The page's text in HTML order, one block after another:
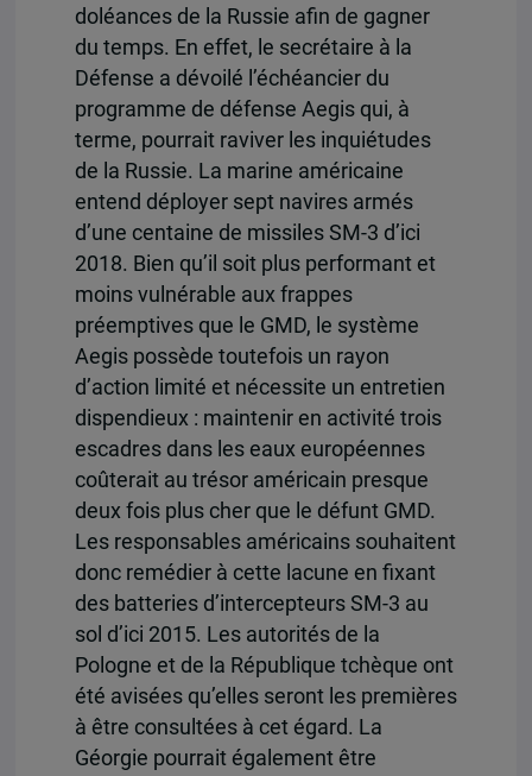
doléances de la Russie afin de gagner
du temps. En effet, le secrétaire à la
Défense a dévoilé l’échéancier du
programme de défense Aegis qui, à
terme, pourrait raviver les inquiétudes
de la Russie. La marine américaine
entend déployer sept navires armés
d’une centaine de missiles SM-3 d’ici
2018. Bien qu’il soit plus performant et
moins vulnérable aux frappes
préemptives que le GMD, le système
Aegis possède toutefois un rayon
d’action limité et nécessite un entretien
dispendieux : maintenir en activité trois
escadres dans les eaux européennes
coûterait au trésor américain presque
deux fois plus cher que le défunt GMD.
Les responsables américains souhaitent
donc remédier à cette lacune en fixant
des batteries d’intercepteurs SM-3 au
sol d’ici 2015. Les autorités de la
Pologne et de la République tchèque ont
été avisées qu’elles seront les premières
à être consultées à cet égard. La
Géorgie pourrait également être